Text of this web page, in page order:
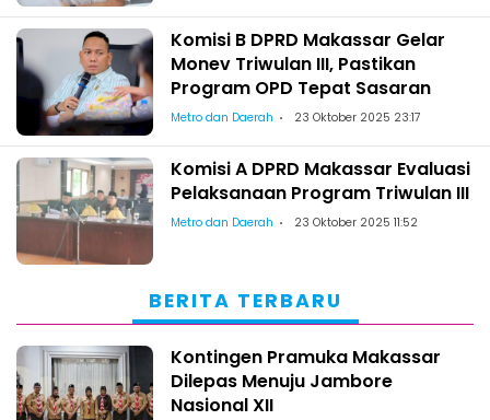
Komisi B DPRD Makassar Gelar
Monev Triwulan III, Pastikan
Program OPD Tepat Sasaran
Metro dan Daerah 23 Oktober 2025 23:17
Komisi A DPRD Makassar Evaluasi
Pelaksanaan Program Triwulan III
Metro dan Daerah 23 Oktober 2025 11:52
BERITA TERBARU
Kontingen Pramuka Makassar
Dilepas Menuju Jambore
Nasional XII